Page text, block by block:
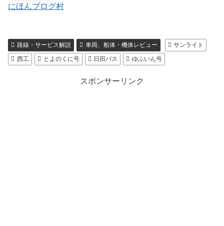
にほんブログ村
路線・サービス解説 車両、船体・機体レビュー
サンライト
西工
とよのくに号 日田バス ゆふいん号
スポンサーリンク